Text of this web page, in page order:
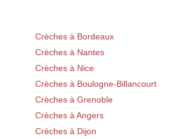
Crèches à Bordeaux
Crèches à Nantes
Crèches à Nice
Crèches à Boulogne-Billancourt
Crèches à Grenoble
Crèches à Angers
Crèches à Dijon